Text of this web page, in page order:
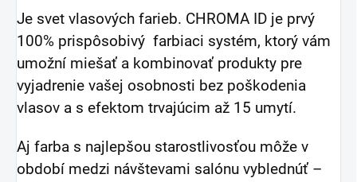
Je svet vlasových farieb. CHROMA ID je prvý
100% prispôsobivý farbiaci systém, ktorý vám
umožní miešať a kombinovať produkty pre
vyjadrenie vašej osobnosti bez poškodenia
vlasov a s efektom trvajúcim až 15 umytí.
Aj farba s najlepšou starostlivosťou môže v
období medzi návštevami salónu vyblednúť –